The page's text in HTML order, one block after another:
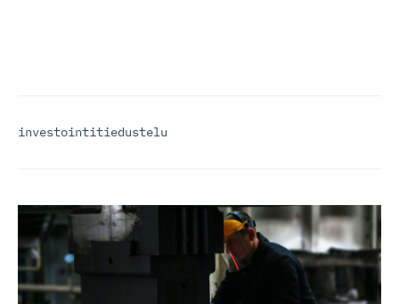
investointitiedustelu